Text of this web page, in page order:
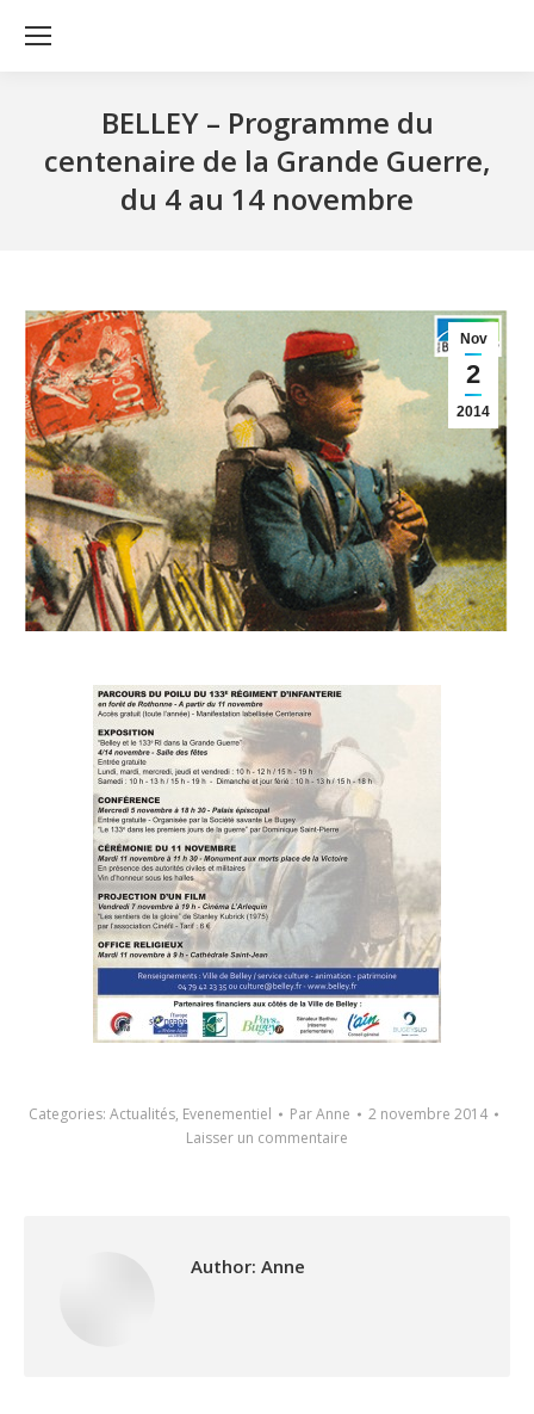
BELLEY – Programme du
centenaire de la Grande Guerre,
du 4 au 14 novembre
Nov
2
2014
Categories: Actualités, Evenementiel ParAnne
2 novembre 2014
Laisser un commentaire
Author: Anne